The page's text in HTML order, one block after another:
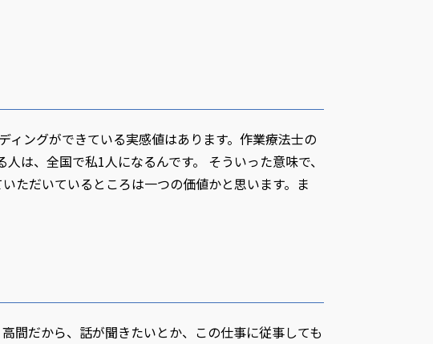
ィングができている実感値はあります。作業療法士の
は、全国で私1人になるんです。 そういった意味で、
ただいているところは一つの価値かと思います。ま
間だから、話が聞きたいとか、この仕事に従事しても